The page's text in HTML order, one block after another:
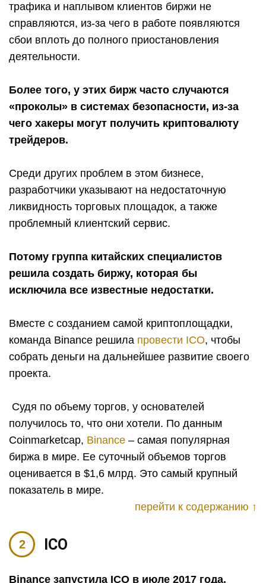
трафика и наплывом клиентов биржи не
справляются, из-за чего в работе появляются
сбои вплоть до полного приостановления
деятельности.
Более того, у этих бирж часто случаются
«проколы» в системах безопасности, из-за
чего хакеры могут получить криптовалюту
трейдеров.
Среди других проблем в этом бизнесе,
разработчики указывают на недостаточную
ликвидность торговых площадок, а также
проблемный клиентский сервис.
Потому группа китайских специалистов
решила создать биржу, которая бы
исключила все известные недостатки.
Вместе с созданием самой криптоплощадки,
команда Binance решила провести ICO, чтобы
собрать деньги на дальнейшее развитие своего
проекта.
Судя по объему торгов, у основателей
получилось то, что они хотели. По данным
Coinmarketcap, Binance – самая популярная
биржа в мире. Ее суточный объемов торгов
оценивается в $1,6 млрд. Это самый крупный
показатель в мире.
перейти к содержанию ↑
ICO
Binance запустила ICO в июле 2017 года.